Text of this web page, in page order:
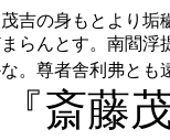
吉の身もとより垢
らんとす。南閻
。尊者舎利弗と
斎藤